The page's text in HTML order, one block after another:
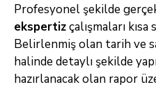
Profesyonel şekilde
ekspertizçalışmaları
Belirlenmiş olan tarih ve
halinde detaylı şekilde
hazırlanacak olan rapor